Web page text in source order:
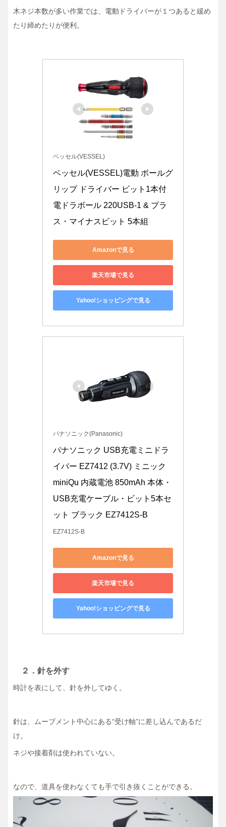
木ネジ本数が多い作業では、電動ドライバーが１つあると緩め
たり締めたりが便利。
ベッセル(VESSEL)
ベッセル(VESSEL)電動 ボールグ
リップ ドライバー ビット1本付
電ドラボール 220USB-1 & プラ
ス・マイナスビット 5本組
Amazonで見る
楽天市場で見る
Yahoo!ショッピングで見る
パナソニック(Panasonic)
パナソニック USB充電ミニドラ
イバー EZ7412 (3.7V) ミニック
miniQu 内蔵電池 850mAh 本体・
USB充電ケーブル・ビット5本セ
ット ブラック EZ7412S-B
EZ7412S-B
Amazonで見る
楽天市場で見る
Yahoo!ショッピングで見る
２．針を外す
時計を表にして、針を外してゆく。
針は、ムーブメント中心にある“受け軸”に差し込んであるだ
け。
ネジや接着剤は使われていない。
なので、道具を使わなくても手で引き抜くことができる。